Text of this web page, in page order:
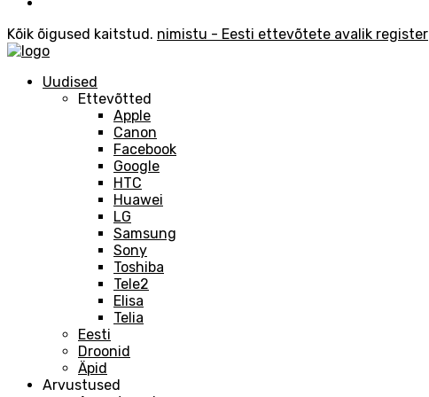
Kõik õigused kaitstud. nimistu - Eesti ettevõtete avalik register
Uudised
Ettevõtted
Apple
Canon
Facebook
Google
HTC
Huawei
LG
Samsung
Sony
Toshiba
Tele2
Elisa
Telia
Eesti
Droonid
Äpid
Arvustused